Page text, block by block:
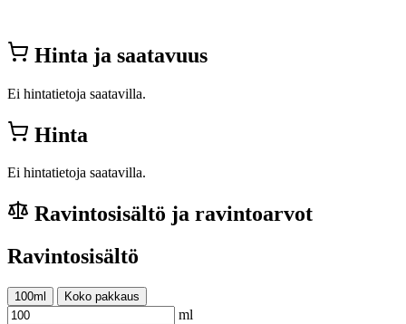
Hinta ja saatavuus
Ei hintatietoja saatavilla.
Hinta
Ei hintatietoja saatavilla.
Ravintosisältö ja ravintoarvot
Ravintosisältö
100ml Koko pakkaus
ml